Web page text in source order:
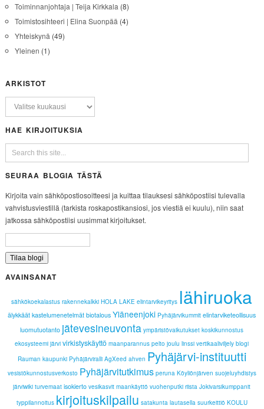
Toiminnanjohtaja | Teija Kirkkala (8)
Toimistosihteeri | Elina Suonpää (4)
Yhteiskynä (49)
Yleinen (1)
ARKISTOT
HAE KIRJOITUKSIA
SEURAA BLOGIA TÄSTÄ
Kirjoita vain sähköpostiosoitteesi ja kuittaa tilauksesi sähköpostiisi tulevalla
vahvistusviestillä (tarkista roskapostikansiosi, jos viestiä ei kuulu), niin saat
jatkossa sähköpostiisi uusimmat kirjoitukset.
AVAINSANAT
sähkökoekalastus rakennekalkki HOLA LAKE elintarvikeyritys lähiruoka
älykkäät kastelumenetelmät biotalous Yläneenjoki Pyhäjärvikummit elintarviketeollisuus
luomutuotanto jätevesineuvonta ympäristövaikutukset koskikunnostus
ekosysteemi järvi virkistyskäyttö maanparannus pelto joulu linssi vertikaaliviljely blogi
Rauman kaupunki Pyhäjärviralli AgXeed ahven Pyhäjärvi-instituutti
vesistökunnostusverkosto Pyhäjärvitutkimus peruna Köyliönjärven suojeluyhdistys
järviwiki turvemaat isokierto vesikasvit maankäyttö vuohenputki riista Jokivarsikumppanit
typpilannoitus kirjoituskilpailu satakunta lautasella suurkeittiö KOULU